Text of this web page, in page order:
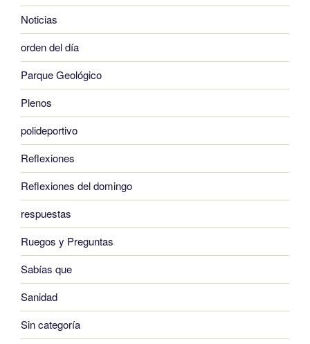
Noticias
orden del día
Parque Geológico
Plenos
polideportivo
Reflexiones
Reflexiones del domingo
respuestas
Ruegos y Preguntas
Sabías que
Sanidad
Sin categoría